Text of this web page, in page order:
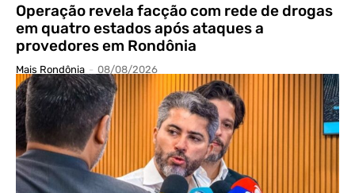
Operação revela facção com rede de drogas
em quatro estados após ataques a
provedores em Rondônia
Mais Rondônia - 08/08/2026